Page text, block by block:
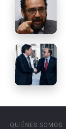
QUIÉNES SOMOS